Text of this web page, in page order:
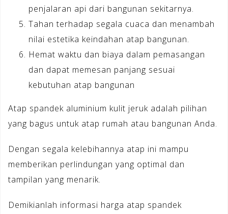
penjalaran api dari bangunan sekitarnya.
Tahan terhadap segala cuaca dan menambah
nilai estetika keindahan atap bangunan.
Hemat waktu dan biaya dalam pemasangan
dan dapat memesan panjang sesuai
kebutuhan atap bangunan
Atap spandek aluminium kulit jeruk adalah pilihan
yang bagus untuk atap rumah atau bangunan Anda.
Dengan segala kelebihannya atap ini mampu
memberikan perlindungan yang optimal dan
tampilan yang menarik.
Demikianlah informasi harga atap spandek